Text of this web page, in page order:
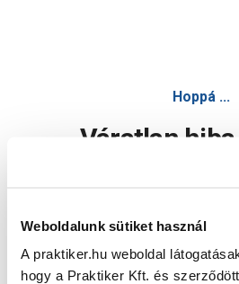
Weboldalunk sütiket használ
A praktiker.hu weboldal
hogy a Praktiker Kft. és
Hoppá ...
Váratlan
Oldal